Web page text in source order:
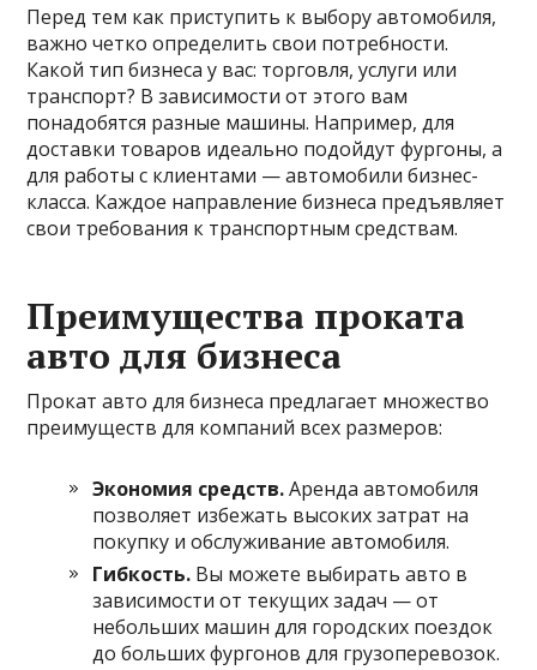
Перед тем как приступить к выбору автомобиля,
важно четко определить свои потребности.
Какой тип бизнеса у вас: торговля, услуги или
транспорт? В зависимости от этого вам
понадобятся разные машины. Например, для
доставки товаров идеально подойдут фургоны, а
для работы с клиентами — автомобили бизнес-
класса. Каждое направление бизнеса предъявляет
свои требования к транспортным средствам.
Преимущества проката
авто для бизнеса
Прокат авто для бизнеса предлагает множество
преимуществ для компаний всех размеров:
Экономия средств.Аренда автомобиля
позволяет избежать высоких затрат на
покупку и обслуживание автомобиля.
Гибкость. Вы можете выбирать авто в
зависимости от текущих задач — от
небольших машин для городских поездок
до больших фургонов для грузоперевозок.